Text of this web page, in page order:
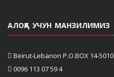
АЛОҚА УЧУН МАНЗИЛИМИЗ
Beirut-Lebanon P.O.BOX 14-5010
0096 113 07 59 4